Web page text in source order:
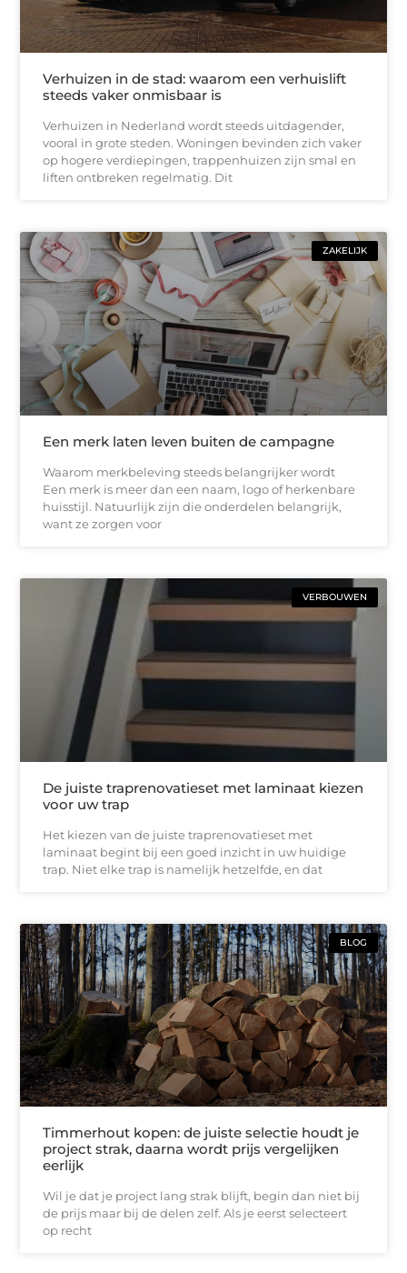
Verhuizen in de stad: waarom een verhuislift
steeds vaker onmisbaar is
Verhuizen in Nederland wordt steeds uitdagender,
vooral in grote steden. Woningen bevinden zich vaker
op hogere verdiepingen, trappenhuizen zijn smal en
liften ontbreken regelmatig. Dit
ZAKELIJK
Een merk laten leven buiten de campagne
Waarom merkbeleving steeds belangrijker wordt
Een merk is meer dan een naam, logo of herkenbare
huisstijl. Natuurlijk zijn die onderdelen belangrijk,
want ze zorgen voor
VERBOUWEN
De juiste traprenovatieset met laminaat kiezen
voor uw trap
Het kiezen van de juiste traprenovatieset met
laminaat begint bij een goed inzicht in uw huidige
trap. Niet elke trap is namelijk hetzelfde, en dat
BLOG
Timmerhout kopen: de juiste selectie houdt je
project strak, daarna wordt prijs vergelijken
eerlijk
Wil je dat je project lang strak blijft, begin dan niet bij
de prijs maar bij de delen zelf. Als je eerst selecteert
op recht